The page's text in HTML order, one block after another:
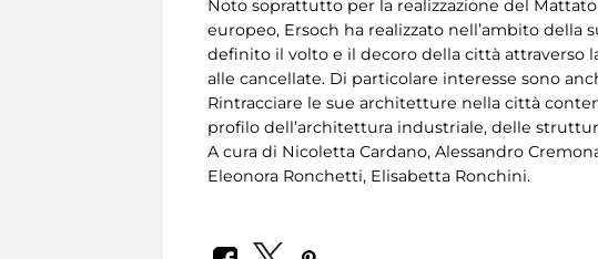
Noto soprattutto per la realizzazione del
europeo, Ersoch ha realizzato nell’ambito
definito il volto e il decoro della città attraverso
alle cancellate. Di particolare interesse sono
Rintracciare le sue architetture nella città
profilo dell’architettura industriale, delle
A cura di Nicoletta Cardano, Alessandro
Eleonora Ronchetti, Elisabetta Ronchini.